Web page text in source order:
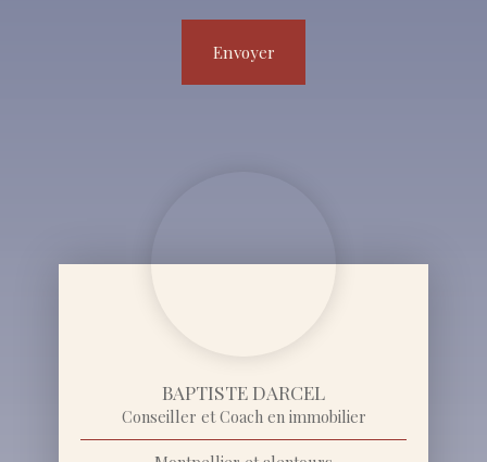
Envoyer
BAPTISTE DARCEL
Conseiller et Coach en immobilier